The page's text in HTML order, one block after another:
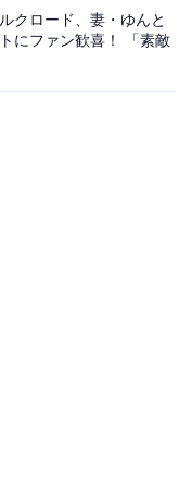
クロード、妻・ゆんと
にファン歓喜！ 「素敵